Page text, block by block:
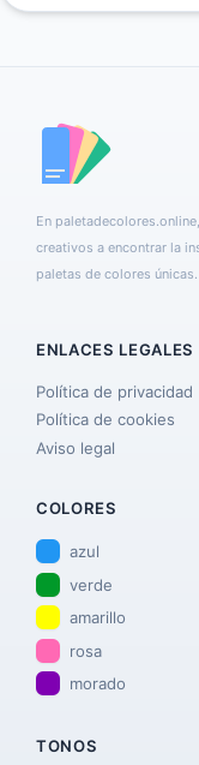
En
creativos a encontrar la
paletas de colores únicas.
ENLACES LEGALES
Política de privacidad
Política de cookies
Aviso legal
COLORES
azul
verde
amarillo
rosa
morado
TONOS